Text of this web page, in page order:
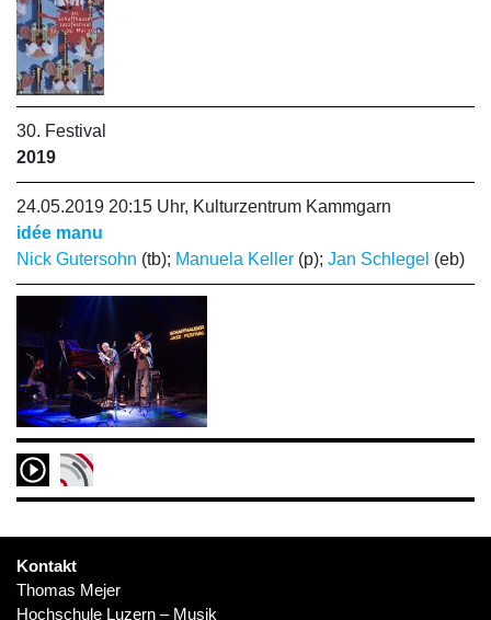
30. Festival
2019
24.05.2019 20:15 Uhr, Kulturzentrum Kammgarn
idée manu
Nick Gutersohn (tb); Manuela Keller (p); Jan Schlegel (eb)
Kontakt
Thomas Mejer
Hochschule Luzern – Musik